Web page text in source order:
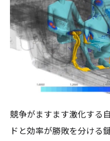
競争がますます激化する
ドと効率が勝敗を分ける